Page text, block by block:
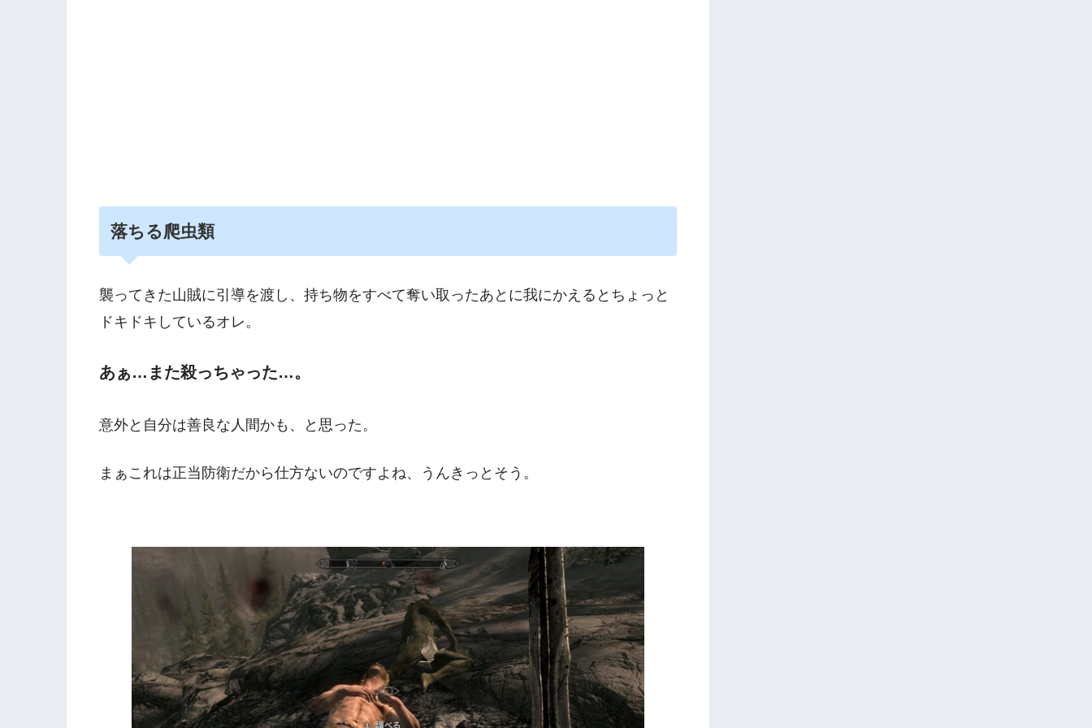
落ちる爬虫類
襲ってきた山賊に引導を渡し、持ち物をすべて奪い取ったあとに我にかえるとちょっと
ドキドキしているオレ。
あぁ…また殺っちゃった…。
意外と自分は善良な人間かも、と思った。
まぁこれは正当防衛だから仕方ないのですよね、うんきっとそう。